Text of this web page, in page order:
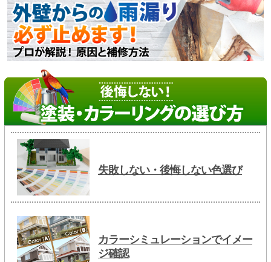
失敗しない・後悔しない色選び
カラーシミュレーションでイメー
ジ確認